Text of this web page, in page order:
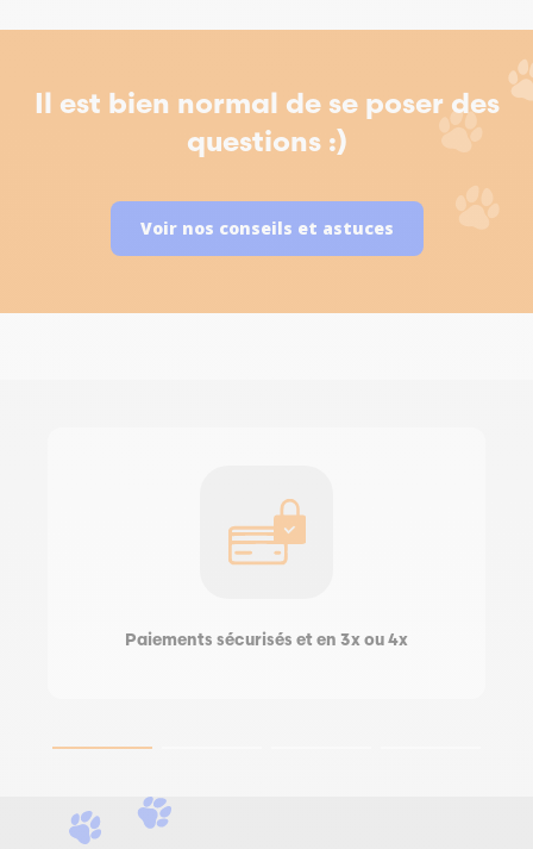
Il est bien normal de se poser des
questions :)
Voir nos conseils et astuces
Paiements sécurisés et en 3x ou 4x